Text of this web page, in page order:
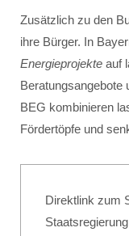
Zusätzlich zu den
ihre Bürger. In
Energieprojekte auf
Beratungsangebote
BEG kombinieren
Fördertöpfe und
Direktlink zum